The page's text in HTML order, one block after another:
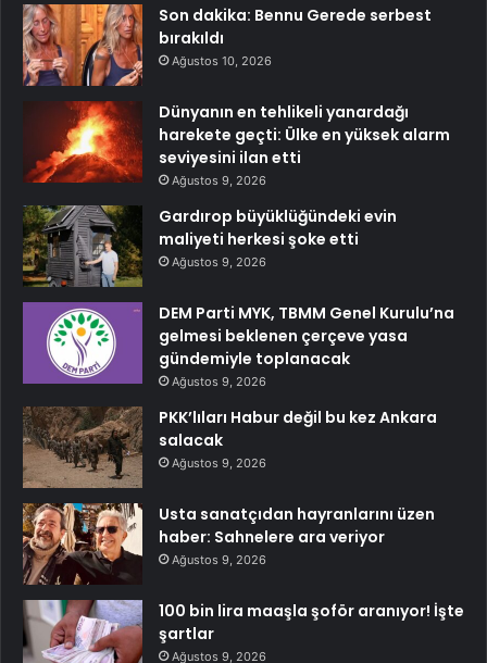
Son dakika: Bennu Gerede serbest
bırakıldı
Ağustos 10, 2026
Dünyanın en tehlikeli yanardağı
harekete geçti: Ülke en yüksek alarm
seviyesini ilan etti
Ağustos 9, 2026
Gardırop büyüklüğündeki evin
maliyeti herkesi şoke etti
Ağustos 9, 2026
DEM Parti MYK, TBMM Genel Kurulu’na
gelmesi beklenen çerçeve yasa
gündemiyle toplanacak
Ağustos 9, 2026
PKK’lıları Habur değil bu kez Ankara
salacak
Ağustos 9, 2026
Usta sanatçıdan hayranlarını üzen
haber: Sahnelere ara veriyor
Ağustos 9, 2026
100 bin lira maaşla şoför aranıyor! İşte
şartlar
Ağustos 9, 2026